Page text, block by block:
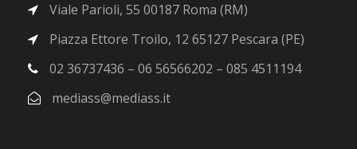
Viale Parioli, 55 00187 Roma (RM)
Piazza Ettore Troilo, 12 65127 Pescara (PE)
02 36737436 – 06 56566202 – 085 4511194
mediass@mediass.it